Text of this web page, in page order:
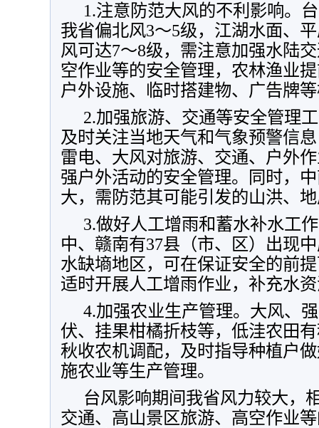
1.注意防范大风的不利影响。
我省偏北风3～5级，江湖水面、
风可达7～8级，需注意加强水陆
空作业等的安全管理，农林渔业
户外设施、临时搭建物、广告牌
2.加强旅游、交通等安全管理
及时关注当地天气和气象预警信
雷电、大风对旅游、交通、户外
强户外活动的安全管理。同时，
大，需防范其可能引发的山洪、
3.做好人工增雨和蓄水补水工
中、赣南有37县（市、区）出现
水缺墒地区，可在保证安全的前
适时开展人工增雨作业，补充水
4.加强农业生产管理。大风、
伏、挂果柑橘折枝等，低洼农田
秋收农机调配，及时指导种植户
施农业等生产管理。
台风影响期间我省风力较大，
交通、高山景区旅游、高空作业